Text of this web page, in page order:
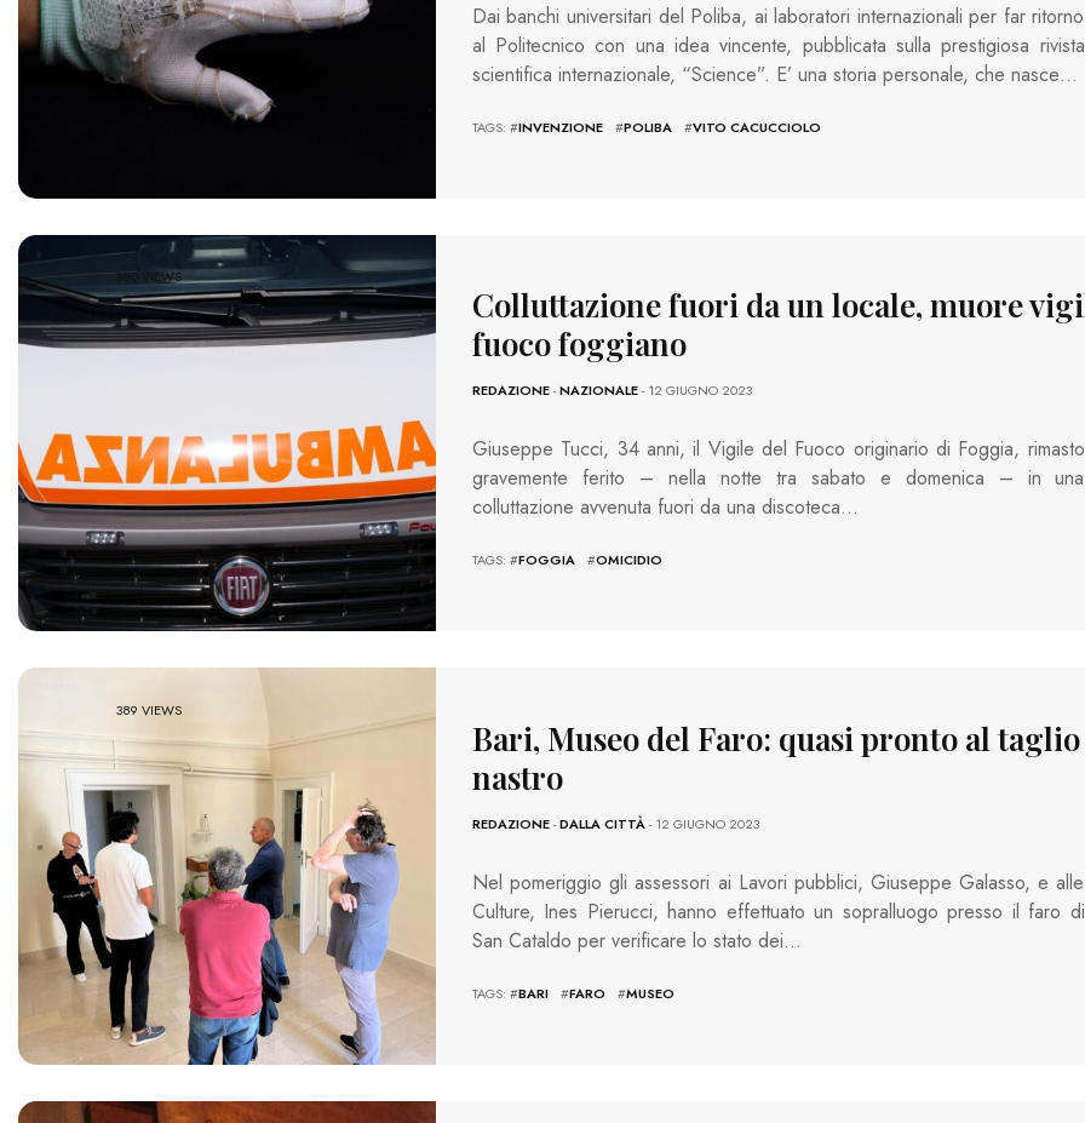
Dai banchi universitari del Poliba, ai laboratori internazionali per far ritorno
al Politecnico con una idea vincente, pubblicata sulla prestigiosa rivista
scientifica internazionale, “Science”. E’ una storia personale, che nasce…
TAGS: #INVENZIONE #POLIBA #VITO CACUCCIOLO
380 VIEWS
Colluttazione fuori da un locale, muore
fuoco foggiano
REDAZIONE-NAZIONALE- 12 GIUGNO 2023
Giuseppe Tucci, 34 anni, il Vigile del Fuoco originario di Foggia, rimasto
gravemente ferito – nella notte tra sabato e domenica – in una
colluttazione avvenuta fuori da una discoteca…
TAGS: #FOGGIA #OMICIDIO
389 VIEWS
Bari, Museo del Faro: quasi pronto al
nastro
REDAZIONE-DALLA CITTÀ- 12 GIUGNO 2023
Nel pomeriggio gli assessori ai Lavori pubblici, Giuseppe Galasso, e alle
Culture, Ines Pierucci, hanno effettuato un sopralluogo presso il faro di
San Cataldo per verificare lo stato dei…
TAGS: #BARI #FARO #MUSEO